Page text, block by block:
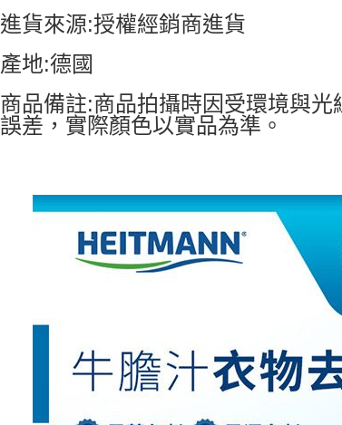
進貨來源:授權經銷商進貨
產地:德國
商品備註:商品拍攝時因受環境與
誤差，實際顏色以實品為準。